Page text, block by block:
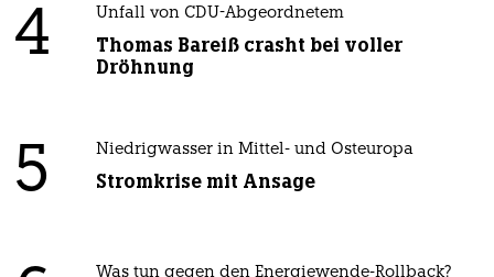
4 Unfall von CDU-Abgeordnetem
Thomas Bareiß crasht bei voller
Dröhnung
5 Niedrigwasser in Mittel- und Osteuropa
Stromkrise mit Ansage
Was tun gegen den Energiewende-Rollback?